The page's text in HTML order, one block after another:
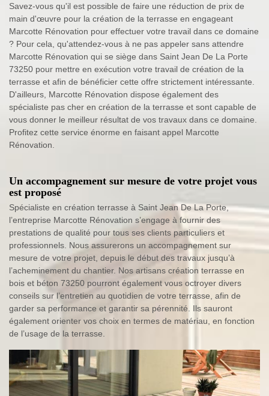
Savez-vous qu'il est possible de faire une réduction de prix de
main d'œuvre pour la création de la terrasse en engageant
Marcotte Rénovation pour effectuer votre travail dans ce domaine
? Pour cela, qu'attendez-vous à ne pas appeler sans attendre
Marcotte Rénovation qui se siège dans Saint Jean De La Porte
73250 pour mettre en exécution votre travail de création de la
terrasse et afin de bénéficier cette offre strictement intéressante.
D'ailleurs, Marcotte Rénovation dispose également des
spécialiste pas cher en création de la terrasse et sont capable de
vous donner le meilleur résultat de vos travaux dans ce domaine.
Profitez cette service énorme en faisant appel Marcotte
Rénovation.
Un accompagnement sur mesure de votre projet vous
est proposé
Spécialiste en création terrasse à Saint Jean De La Porte,
l’entreprise Marcotte Rénovation s’engage à fournir des
prestations de qualité pour tous ses clients particuliers et
professionnels. Nous assurerons un accompagnement sur
mesure de votre projet, depuis le début des travaux jusqu’à
l’acheminement du chantier. Nos artisans création terrasse en
bois et béton 73250 pourront également vous octroyer divers
conseils sur l’entretien au quotidien de votre terrasse, afin de
garder sa performance et garantir sa pérennité. Ils sauront
également orienter vos choix en termes de matériau, en fonction
de l’usage de la terrasse.